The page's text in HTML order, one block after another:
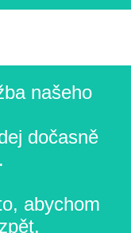
našeho
dočasně
abychom